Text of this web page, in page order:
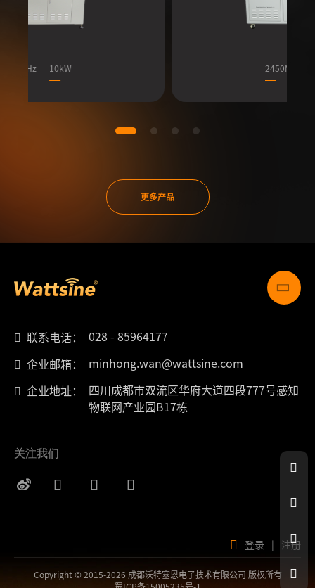
2450MHz
更多产品
联系电话：
028 - 85964177
企业邮箱：
minhong.wan@wattsine.com
企业地址：
四川成都市双流区华府大道四段777号感知
物联网产业园B17栋
关注我们
登录 | 注册
Copyright © 2015-2026 成都沃特塞恩电子技术有限公司 版权所有